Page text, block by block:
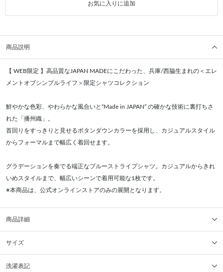
お気に入りに追加
商品説明
【 WEB限定 】高品質なJAPAN MADEにこだわった、兵庫/西脇生まれの＜エレ
メントオブシンプルライフ＞限定シャツコレクション
鮮やかな色彩、やわらかな風合いと“Made in JAPAN” の確かな技術に裏打ちさ
れた「播州織」。
首回りをすっきりと見せるボタンダウンカラーを採用し、カジュアルスタイル
からフォーマルまで幅広く着回せます。
グラデーションを奏でる端正なブルーストライプシャツ。カジュアルからきれ
いめスタイルまで、幅広いシーンで着用可能な1枚です。
※本商品は、公式オンラインストアのみの展開となります。
商品詳細
サイズ
洗濯表記